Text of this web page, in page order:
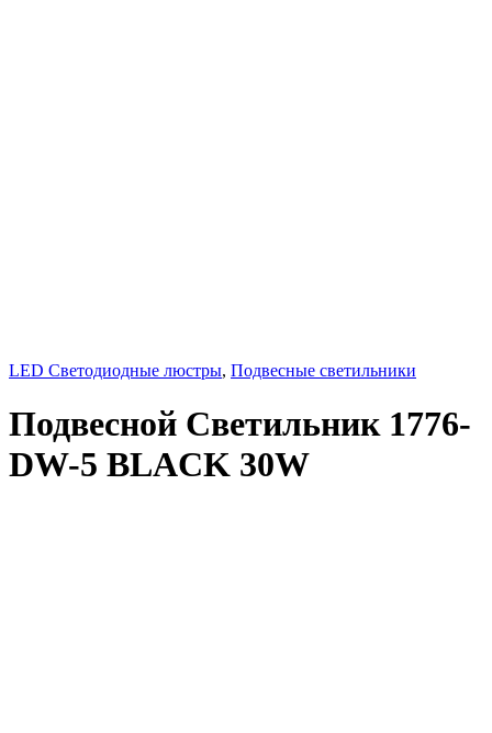
LED Светодиодные люстры, Подвесные светильники
Подвесной Светильник 1776-
DW-5 BLACK 30W